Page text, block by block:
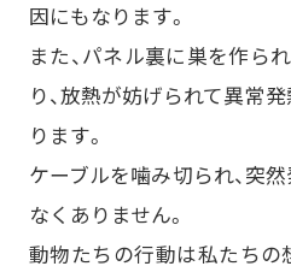
因にもなります。
また、パネル裏に巣を作ら
り、放熱が妨げられて異常
ります。
ケーブルを噛み切られ、突
なくありません。
動物たちの行動は私たちの